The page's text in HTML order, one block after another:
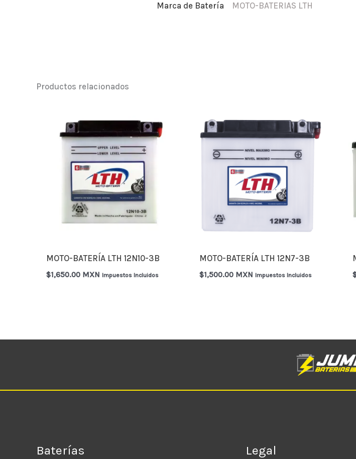
Marca de Batería MOTO-BATERIAS LTH
Productos relacionados
MOTO-BATERÍA LTH 12N10-3B
$1,650.00 MXN Impuestos Incluidos
MOTO-BATERÍA LTH 12N7-3B
$1,500.00 MXN Impuestos Incluidos
Baterías Legal